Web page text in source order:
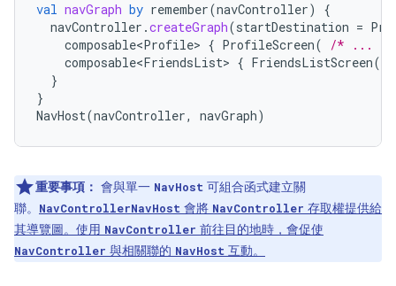
val navGraph by remember(navController)
{
navController .createGraph(startDestination =
composable<Profile> { ProfileScreen(
/* ... */
composable<FriendsList> { FriendsListScreen(
}
}
NavHost(navController, navGraph)
重要事項： 會與單一 NavHost 可組合函式建立關
聯。
NavControllerNavHost 會將 NavController 存取權提供給
其導覽圖。使用 NavController 前往目的地時，會促使
NavController 與相關聯的 NavHost 互動。